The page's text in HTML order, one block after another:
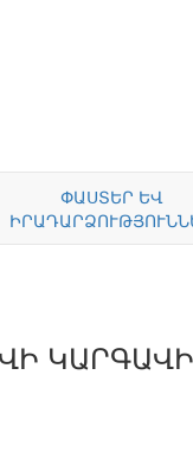
ՓԱՍՏԵՐ ԵՎ